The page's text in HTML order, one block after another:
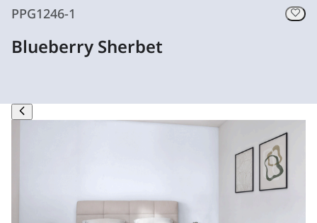
PPG1246-1
Blueberry Sherbet